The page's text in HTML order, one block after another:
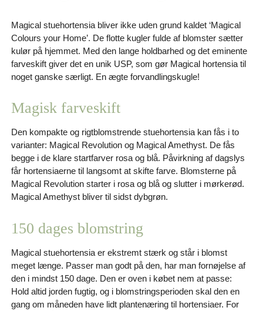
Magical stuehortensia bliver ikke uden grund kaldet ‘Magical
Colours your Home’. De flotte kugler fulde af blomster sætter
kulør på hjemmet. Med den lange holdbarhed og det eminente
farveskift giver det en unik USP, som gør Magical hortensia til
noget ganske særligt. En ægte forvandlingskugle!
Magisk farveskift
Den kompakte og rigtblomstrende stuehortensia kan fås i to
varianter: Magical Revolution og Magical Amethyst. De fås
begge i de klare startfarver rosa og blå. Påvirkning af dagslys
får hortensiaerne til langsomt at skifte farve. Blomsterne på
Magical Revolution starter i rosa og blå og slutter i mørkerød.
Magical Amethyst bliver til sidst dybgrøn.
150 dages blomstring
Magical stuehortensia er ekstremt stærk og står i blomst
meget længe. Passer man godt på den, har man fornøjelse af
den i mindst 150 dage. Den er oven i købet nem at passe:
Hold altid jorden fugtig, og i blomstringsperioden skal den en
gang om måneden have lidt plantenæring til hortensiaer. For